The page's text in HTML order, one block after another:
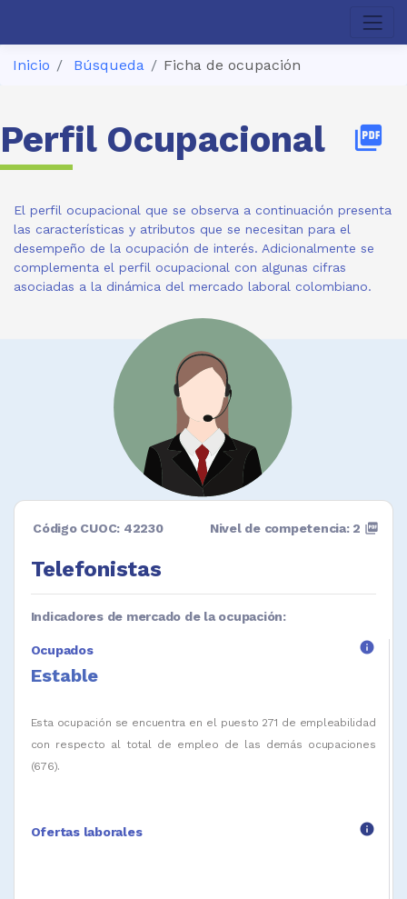
Inicio Búsqueda Ficha de ocupación
Perfil Ocupacional picture_as_pdf
El perfil ocupacional que se observa a continuación presenta
las características y atributos que se necesitan para el
desempeño de la ocupación de interés. Adicionalmente se
complementa el perfil ocupacional con algunas cifras
asociadas a la dinámica del mercado laboral colombiano.
Código CUOC: 42230
Telefonistas
Nivel de competencia: 2 picture_as_pdf
Indicadores de mercado de la ocupación:
Ocupados info
Estable
Esta ocupación se encuentra en el puesto 271 de empleabilidad
con respecto al total de empleo de las demás ocupaciones
(676).
Ofertas laborales info